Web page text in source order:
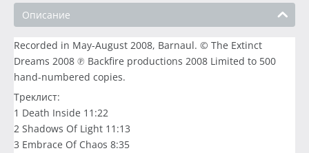
Описание
Recorded in May-August 2008, Barnaul. © The Extinct
Dreams 2008 ℗ Backfire productions 2008 Limited to 500
hand-numbered copies.
Треклист:
1 Death Inside 11:22
2 Shadows Of Light 11:13
3 Embrace Of Chaos 8:35